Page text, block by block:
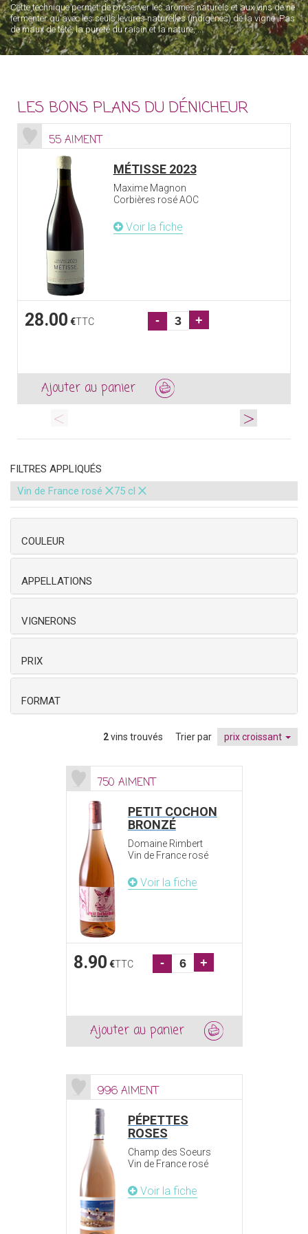
Cette technique permet de préserver les arômes naturels et aux vins de ne
fermenter qu'avec les seuls levures naturelles (indigènes) de la vigne. Pas
de maux de tête, la pureté du raisin et la nature, ...
LES BONS PLANS DU DÉNICHEUR
<
55 AIMENT
MÉTISSE 2023
Maxime Magnon
Corbières rosé AOC
Voir la fiche
28.00 €TTC - +
Ajouter au panier
>
FILTRES APPLIQUÉS
Vin de France rosé ×75 cl ×
COULEUR
APPELLATIONS
VIGNERONS
PRIX
FORMAT
2vins trouvés Trier par prix croissant
750 AIMENT
PETIT COCHON
BRONZÉ
Domaine Rimbert
Vin de France rosé
Voir la fiche
8.90 €TTC - +
Ajouter au panier
996 AIMENT
PÉPETTES
ROSES
Champ des Soeurs
Vin de France rosé
Voir la fiche